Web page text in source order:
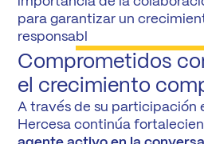
para garantizar un
responsabl
Comprometidos
el crecimiento
A través de su participación
Hercesa continúa